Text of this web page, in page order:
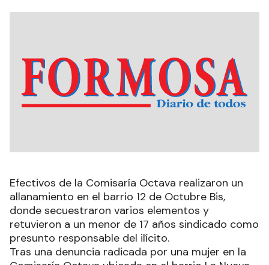
Efectivos de la Comisaría Octava realizaron un
allanamiento en el barrio 12 de Octubre Bis,
donde secuestraron varios elementos y
retuvieron a un menor de 17 años sindicado como
presunto responsable del ilícito.
Tras una denuncia radicada por una mujer en la